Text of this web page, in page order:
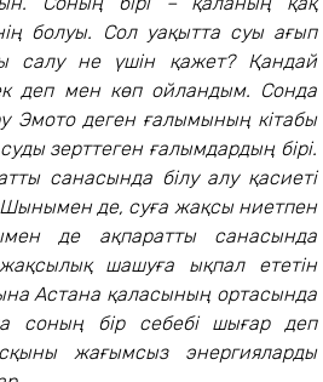
болуы. Сол уақытта суы ағып
салу не үшін қажет? Қандай
деп мен көп ойландым. Сонда
Эмото деген ғалымының кітабы
зерттеген ғалымдардың бірі.
санасында білу алу қасиеті
Шынымен де, суға жақсы ниетпен
де ақпаратты санасында
шашуға ықпал ететін
Астана қаласының ортасында
соның бір себебі шығар деп
жағымсыз энергияларды